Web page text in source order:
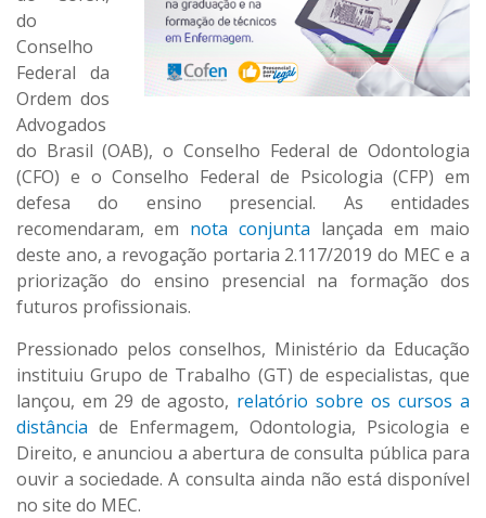
do
Conselho
Federal da
Ordem dos
Advogados
do Brasil (OAB), o Conselho Federal de Odontologia
(CFO) e o Conselho Federal de Psicologia (CFP) em
defesa do ensino presencial. As entidades
recomendaram, em nota conjunta lançada em maio
deste ano, a revogação portaria 2.117/2019 do MEC e a
priorização do ensino presencial na formação dos
futuros profissionais.
Pressionado pelos conselhos, Ministério da Educação
instituiu Grupo de Trabalho (GT) de especialistas, que
lançou, em 29 de agosto, relatório sobre os cursos a
distância de Enfermagem, Odontologia, Psicologia e
Direito, e anunciou a abertura de consulta pública para
ouvir a sociedade. A consulta ainda não está disponível
no site do MEC.